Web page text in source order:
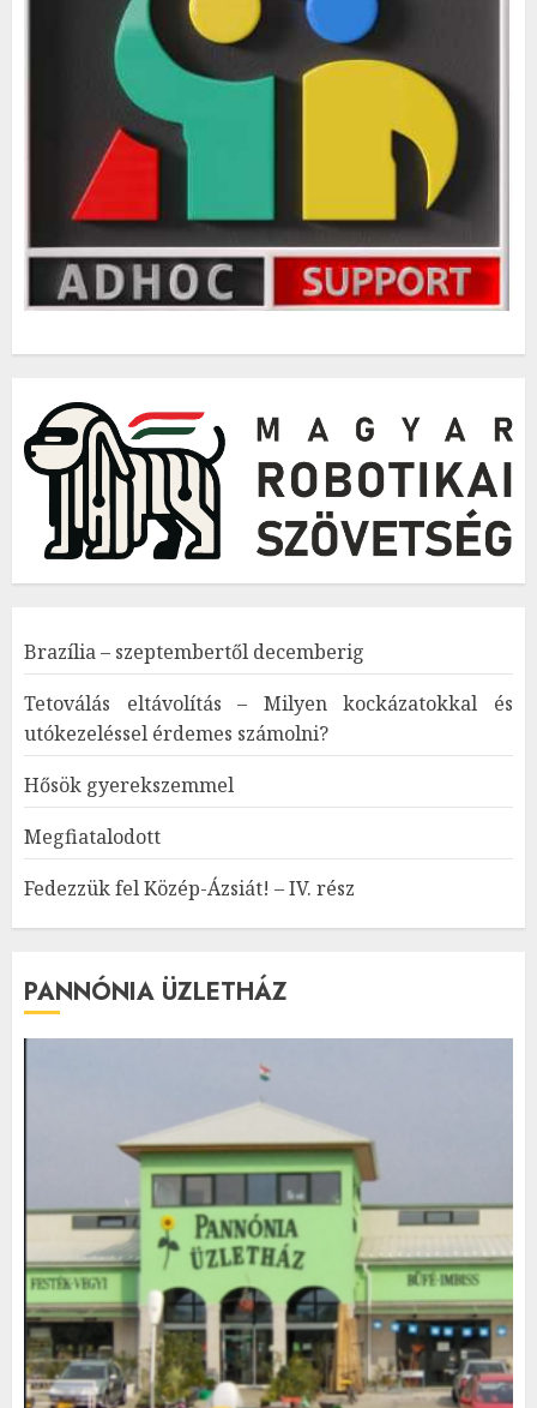
Brazília – szeptembertől decemberig
Tetoválás eltávolítás – Milyen kockázatokkal és
utókezeléssel érdemes számolni?
Hősök gyerekszemmel
Megfiatalodott
Fedezzük fel Közép-Ázsiát! – IV. rész
PANNÓNIA ÜZLETHÁZ